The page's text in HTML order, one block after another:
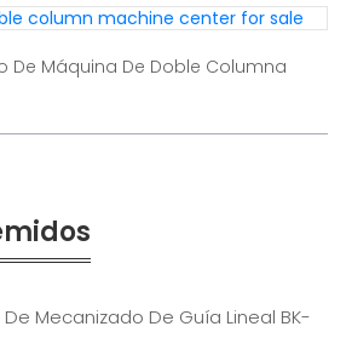
De Máquina De Doble Columna
Mecanizado De Guía Lineal BK-